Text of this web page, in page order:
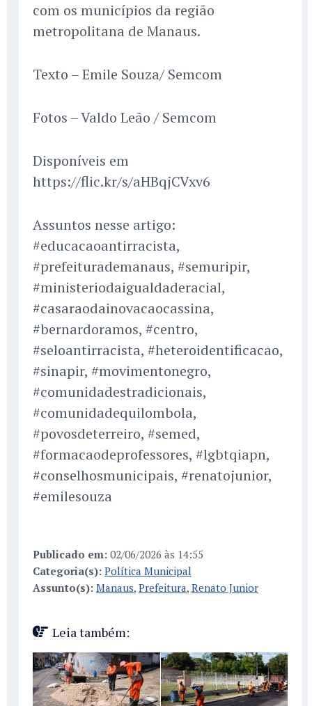
com os municípios da região
metropolitana de Manaus.
Texto – Emile Souza/ Semcom
Fotos – Valdo Leão / Semcom
Disponíveis em
https://flic.kr/s/aHBqjCVxv6
Assuntos nesse artigo:
#educacaoantirracista,
#prefeiturademanaus, #semuripir,
#ministeriodaigualdaderacial,
#casaraodainovacaocassina,
#bernardoramos, #centro,
#seloantirracista, #heteroidentificacao,
#sinapir, #movimentonegro,
#comunidadestradicionais,
#comunidadequilombola,
#povosdeterreiro, #semed,
#formacaodeprofessores, #lgbtqiapn,
#conselhosmunicipais, #renatojunior,
#emilesouza
Publicado em: 02/06/2026 às 14:55
Categoria(s): Política Municipal
Assunto(s): Manaus, Prefeitura, Renato Junior
Leia também: